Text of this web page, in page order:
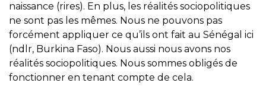
naissance (rires). En plus, les réalités sociopolitiques
ne sont pas les mêmes. Nous ne pouvons pas
forcément appliquer ce qu’ils ont fait au Sénégal ici
(ndlr, Burkina Faso). Nous aussi nous avons nos
réalités sociopolitiques. Nous sommes obligés de
fonctionner en tenant compte de cela.